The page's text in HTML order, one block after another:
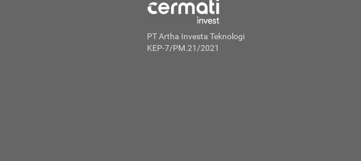
PT Artha Investa Teknologi
KEP-7/PM.21/2021